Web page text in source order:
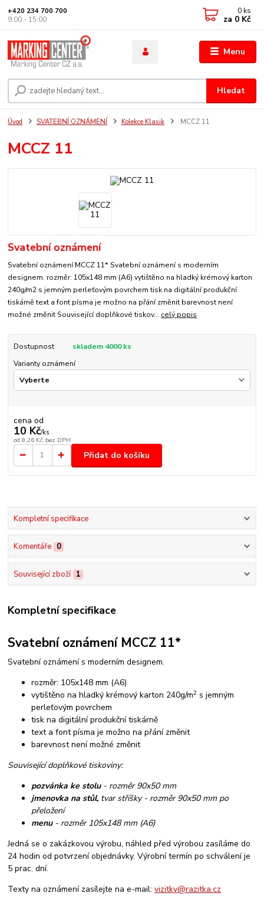
Menu
Hledat
+420 234 700 700
9:00 - 15:00
0 ks
za 0 Kč
Úvod SVATEBNÍ OZNÁMENÍ Kolekce Klasik MCCZ 11
MCCZ 11
Svatební oznámení
Svatební oznámení MCCZ 11* Svatební oznámení s moderním
designem. rozměr: 105x148 mm (A6) vytištěno na hladký krémový karton
240g/m2 s jemným perleťovým povrchem tisk na digitální produkční
tiskárně text a font písma je možno na přání změnit barevnost není
možné změnit Související doplňkové tiskov... celý popis
Dostupnost
skladem 4000 ks
Varianty oznámení
cena od
10 Kč/ks
od 8,26 Kč bez DPH
Přidat do košíku
Kompletní specifikace
Komentáře 0
Související zboží 1
Kompletní specifikace
Svatební oznámení MCCZ 11*
Svatební oznámení s moderním designem.
rozměr: 105x148 mm (A6)
vytištěno na hladký krémový karton 240g/m2 s jemným
perleťovým povrchem
tisk na digitální produkční tiskárně
text a font písma je možno na přání změnit
barevnost není možné změnit
Související doplňkové tiskoviny:
pozvánka ke stolu- rozměr 90x50 mm
jmenovka na stůl, tvar stříšky - rozměr 90x50 mm po
přeložení
menu- rozměr 105x148 mm (A6)
Jedná se o zakázkovou výrobu, náhled před výrobou zasíláme do
24 hodin od potvrzení objednávky. Výrobní termín po schválení je
5 prac. dní.
Texty na oznámení zasílejte na e-mail:vizitky@razitka.cz